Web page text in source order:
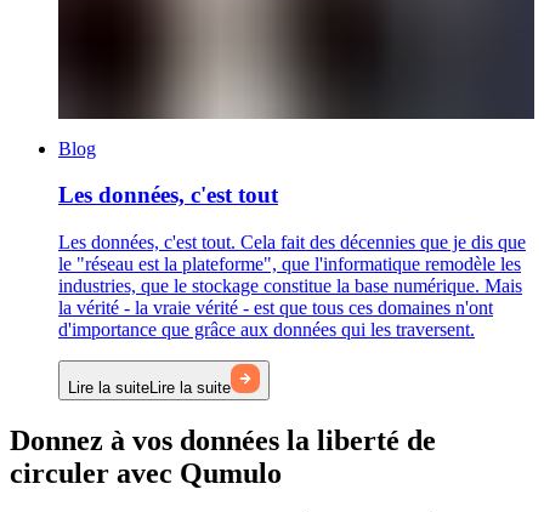
Blog
Les données, c'est tout
Les données, c'est tout. Cela fait des décennies que je dis que
le "réseau est la plateforme", que l'informatique remodèle les
industries, que le stockage constitue la base numérique. Mais
la vérité - la vraie vérité - est que tous ces domaines n'ont
d'importance que grâce aux données qui les traversent.
Lire la suiteLire la suite
Donnez à vos données la liberté de
circuler avec Qumulo